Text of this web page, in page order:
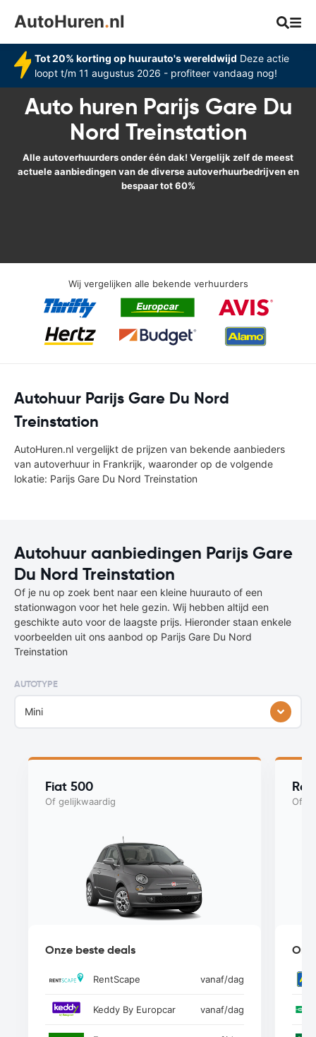
AutoHuren.nl
Tot 20% korting op huurauto's wereldwijd Deze actie
loopt t/m 11 augustus 2026 - profiteer vandaag nog!
Auto huren Parijs Gare Du
Nord Treinstation
Alle autoverhuurders onder één dak! Vergelijk zelf de meest
actuele aanbiedingen van de diverse autoverhuurbedrijven en
bespaar tot 60%
Wij vergelijken alle bekende verhuurders
Autohuur Parijs Gare Du Nord
Treinstation
AutoHuren.nl vergelijkt de prijzen van bekende aanbieders
van autoverhuur in Frankrijk, waaronder op de volgende
lokatie: Parijs Gare Du Nord Treinstation
Autohuur aanbiedingen Parijs Gare
Du Nord Treinstation
Of je nu op zoek bent naar een kleine huurauto of een
stationwagon voor het hele gezin. Wij hebben altijd een
geschikte auto voor de laagste prijs. Hieronder staan enkele
voorbeelden uit ons aanbod op Parijs Gare Du Nord
Treinstation
AUTOTYPE
Mini
Fiat 500
Of gelijkwaardig
Onze beste deals
RentScape vanaf/dag
Keddy By Europcar vanaf/dag
Of